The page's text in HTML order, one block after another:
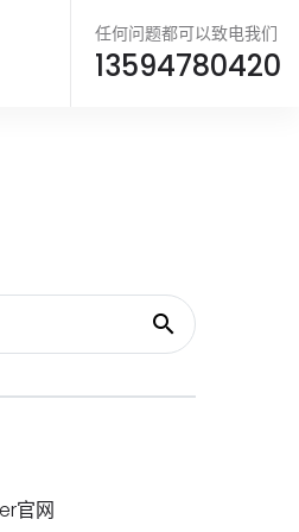
任何问题都可以致电我们
13594780420
官网